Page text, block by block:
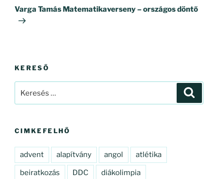
bejegyzés
Varga Tamás Matematikaverseny – országos döntő
KERESŐ
CIMKEFELHŐ
advent alapítvány angol atlétika
beiratkozás DDC diákolimpia